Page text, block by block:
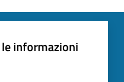
informazioni